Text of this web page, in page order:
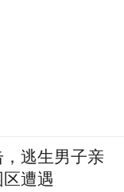
逃生男子亲
遭遇